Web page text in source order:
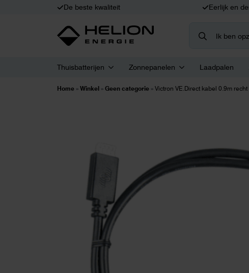
De beste kwaliteit Eerlijk en
for:
Thuisbatterijen Zonnepanelen Laadpalen
Home » Winkel » Geen categorie » Victron VE.Direct kabel 0.9m recht